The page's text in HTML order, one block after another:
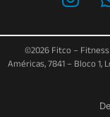
©2026 Fitco – Fitness
Américas, 7841 – Bloco 1,